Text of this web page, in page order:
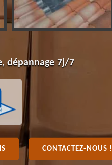
dépannage 7j/7
CONTACTEZ-NOUS !